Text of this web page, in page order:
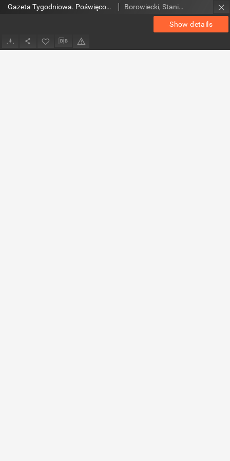
Show details
Gazeta Tygodniowa. Poświęcona sprawom religijnym, oświatowym i społecznym,1938, R.9, nr 38 Borowiecki, Stanisław. Red.; Czerkiewicz, Bolesław. Wyd.; Dembczyk, Stanisław. Red.